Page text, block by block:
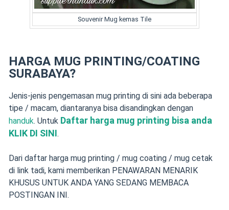
Souvenir Mug kemas Tile
HARGA MUG PRINTING/COATING
SURABAYA?
Jenis-jenis pengemasan mug printing di sini ada beberapa
tipe / macam, diantaranya bisa disandingkan dengan
handuk. Untuk Daftar harga mug printing bisa anda
KLIK DI SINI.
Dari daftar harga mug printing / mug coating / mug cetak
di link tadi, kami memberikan PENAWARAN MENARIK
KHUSUS UNTUK ANDA YANG SEDANG MEMBACA
POSTINGAN INI.